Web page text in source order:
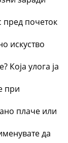
почеток
искуство
Која улога ја
при
плаче или
да